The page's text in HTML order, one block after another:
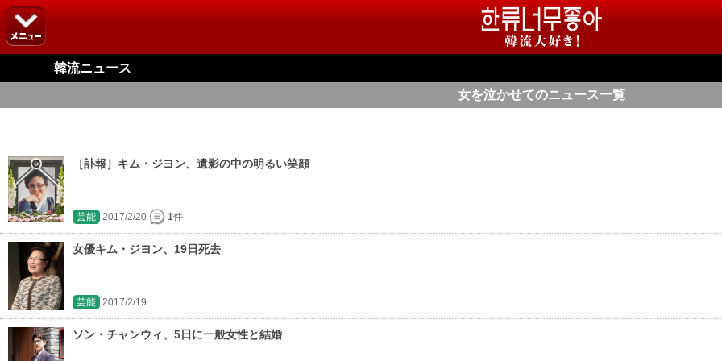
韓流ニュース
女を泣かせてのニュース一覧
［訃報］キム・ジヨン、遺影の中の明るい笑顔
芸能 2017/2/20 1件
女優キム・ジヨン、19日死去
芸能 2017/2/19
ソン・チャンウィ、5日に一般女性と結婚